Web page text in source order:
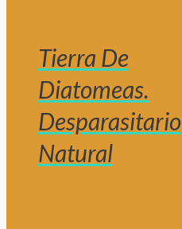
Tierra De
Diatomeas.
Desparasitario
Natural